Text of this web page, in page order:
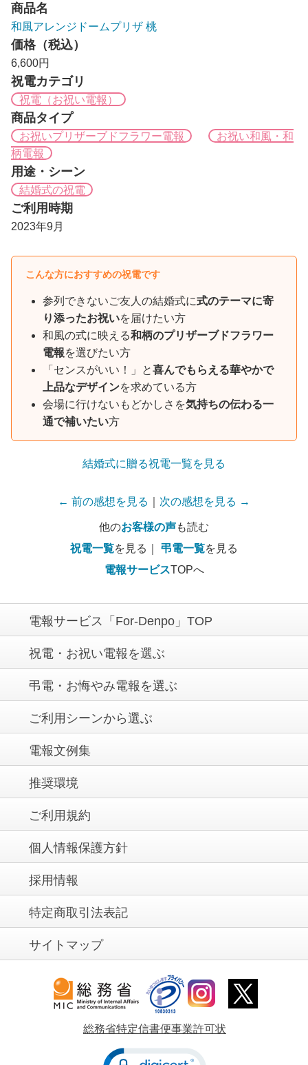
商品名
和風アレンジドームプリザ 桃
価格（税込）
6,600円
祝電カテゴリ
祝電（お祝い電報）
商品タイプ
お祝いプリザーブドフラワー電報
お祝い和風・和
柄電報
用途・シーン
結婚式の祝電
ご利用時期
2023年9月
こんな方におすすめの祝電です
参列できないご友人の結婚式に式のテーマに寄
り添ったお祝いを届けたい方
和風の式に映える和柄のプリザーブドフラワー
電報を選びたい方
「センスがいい！」と喜んでもらえる華やかで
上品なデザインを求めている方
会場に行けないもどかしさを気持ちの伝わる一
通で補いたい方
結婚式に贈る祝電一覧を見る
← 前の感想を見る 次の感想を見る →
他のお客様の声も読む
祝電一覧を見る｜ 弔電一覧を見る
電報サービスTOPへ
電報サービス「For-Denpo」TOP
祝電・お祝い電報を選ぶ
弔電・お悔やみ電報を選ぶ
ご利用シーンから選ぶ
電報文例集
推奨環境
ご利用規約
個人情報保護方針
採用情報
特定商取引法表記
サイトマップ
総務省特定信書便事業許可状